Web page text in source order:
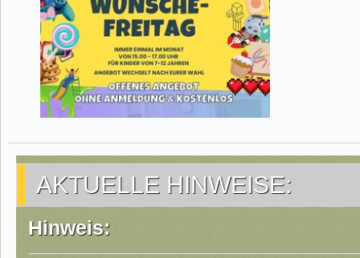
AKTUELLE HINWEISE:
Hinweis: